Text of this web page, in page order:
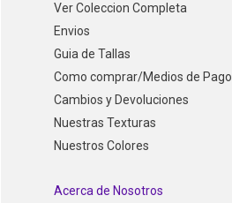
Ver Coleccion Completa
Envios
Guia de Tallas
Como comprar/Medios de Pago
Cambios y Devoluciones
Nuestras Texturas
Nuestros Colores
Acerca de Nosotros